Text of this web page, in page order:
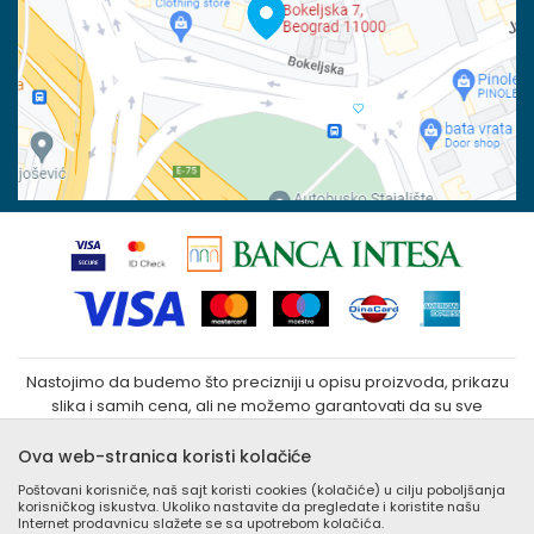
100023031
Matični broj:
07790937
Reklamacije
Povraćaj sredstava
Zamena veličine i zamena artikla za drugi
Kako kupiti
Nastojimo da budemo što precizniji u opisu proizvoda, prikazu
slika i samih cena, ali ne možemo garantovati da su sve
su deo naše ponude i ne podrazumeva da su dostupni u
besplatnim pozivom Call Centra na +381 (0) 11 405 9007 / +381
(0) 11 405 9008
Ova web-stranica koristi kolačiće
Poštovani korisniče, naš sajt koristi cookies (kolačiće) u cilju poboljšanja
korisničkog iskustva. Ukoliko nastavite da pregledate i koristite našu
Internet prodavnicu slažete se sa upotrebom kolačića.